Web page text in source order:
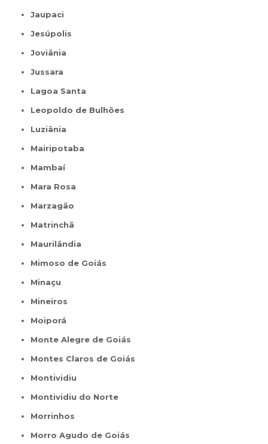
Jaupaci
Jesúpolis
Joviânia
Jussara
Lagoa Santa
Leopoldo de Bulhões
Luziânia
Mairipotaba
Mambaí
Mara Rosa
Marzagão
Matrinchã
Maurilândia
Mimoso de Goiás
Minaçu
Mineiros
Moiporá
Monte Alegre de Goiás
Montes Claros de Goiás
Montividiu
Montividiu do Norte
Morrinhos
Morro Agudo de Goiás